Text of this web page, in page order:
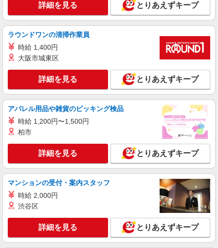
詳細を見る とりあえずキープ
ラウンドワンの清掃作業員
時給 1,400円
大阪市城東区
詳細を見る とりあえずキープ
アパレル用品や雑貨のピッキング検品
時給 1,200円〜1,500円
柏市
詳細を見る とりあえずキープ
マンションの受付・案内スタッフ
時給 2,000円
渋谷区
詳細を見る とりあえずキープ